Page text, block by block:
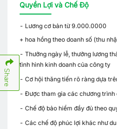
Quyền Lợi và Chế Độ
- Lương cơ bản từ 9.000.0000
+ hoa hồng theo doanh số (thu
- Thưởng ngày lễ, thưởng lương
tình hình kinh doanh của công ty
- Cơ hội thăng tiến rõ ràng dựa
- Được tham gia các chương trình
- Chế độ bảo hiểm đầy đủ theo
- Các chế độ phúc lợi khác như
Share